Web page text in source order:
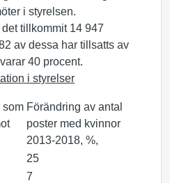
i styrelsen.
tillkommit 14 947
av dessa har tillsatts av
40 procent.
i styrelser
som Förändring av antal
poster med kvinnor
2013-2018, %,
25
7